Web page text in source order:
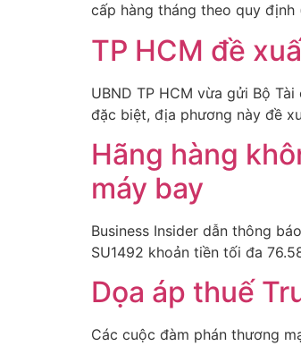
cấp hàng tháng theo quy
TP HCM đề
UBND TP HCM vừa gửi Bộ
đặc biệt, địa phương này đề
Hãng hàng
máy bay
Business Insider dẫn thông
SU1492 khoản tiền tối đa
Dọa áp thuế
Các cuộc đàm phán thương